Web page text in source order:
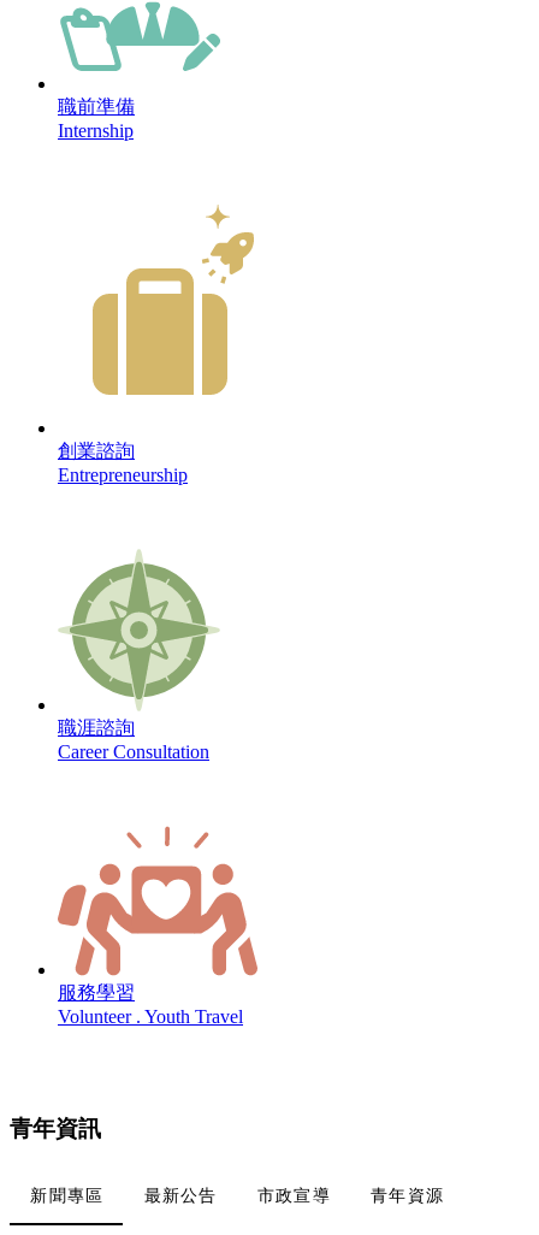
職前準備
Internship
創業諮詢
Entrepreneurship
職涯諮詢
Career Consultation
服務學習
Volunteer . Youth Travel
青年資訊
新聞專區 最新公告 市政宣導 青年資源